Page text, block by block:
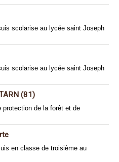
scolarise au lycée saint Joseph
scolarise au lycée saint Joseph
(81)
protection de la forêt et de
en classe de troisième au